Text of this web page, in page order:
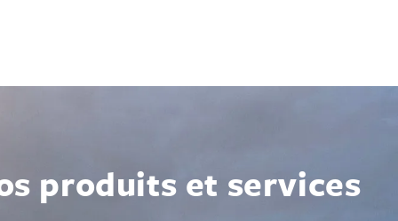
produits et services